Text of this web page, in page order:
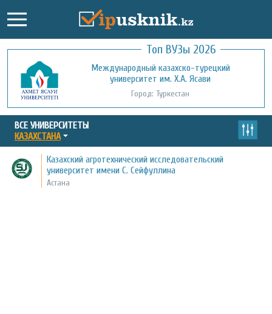
Топ ВУЗы 2026
Международный казахско-турецкий
университет им. Х.А. Ясави
Город: Туркестан
Кызылординский открытый
университет
Город: Кызылорда
ВСЕ УНИВЕРСИТЕТЫ
КАЗАХСТАНА
Казахский агротехнический исследовательский
университет имени С. Сейфуллина
Астана